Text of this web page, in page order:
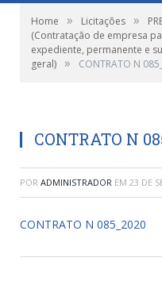
Home » Licitações »
(Contratação de empresa
expediente, permanente e
geral) » CONTRATO N
CONTRATO N
POR ADMINISTRADOR EM 23 DE
CONTRATO N 085_2020